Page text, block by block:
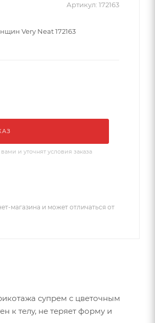
Артикул: 172163
Very Neat 172163
и уточнят условия заказа
магазина и может отличаться от
супрем с цветочным
к телу, не теряет форму и